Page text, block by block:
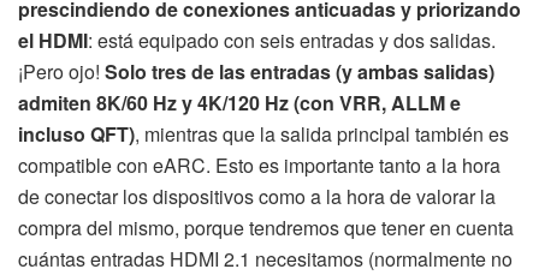
prescindiendo de conexiones anticuadas y priorizando
el HDMI: está equipado con seis entradas y dos salidas.
¡Pero ojo! Solo tres de las entradas (y ambas salidas)
admiten 8K/60 Hz y 4K/120 Hz (con VRR, ALLM e
incluso QFT), mientras que la salida principal también es
compatible con eARC. Esto es importante tanto a la hora
de conectar los dispositivos como a la hora de valorar la
compra del mismo, porque tendremos que tener en cuenta
cuántas entradas HDMI 2.1 necesitamos (normalmente no